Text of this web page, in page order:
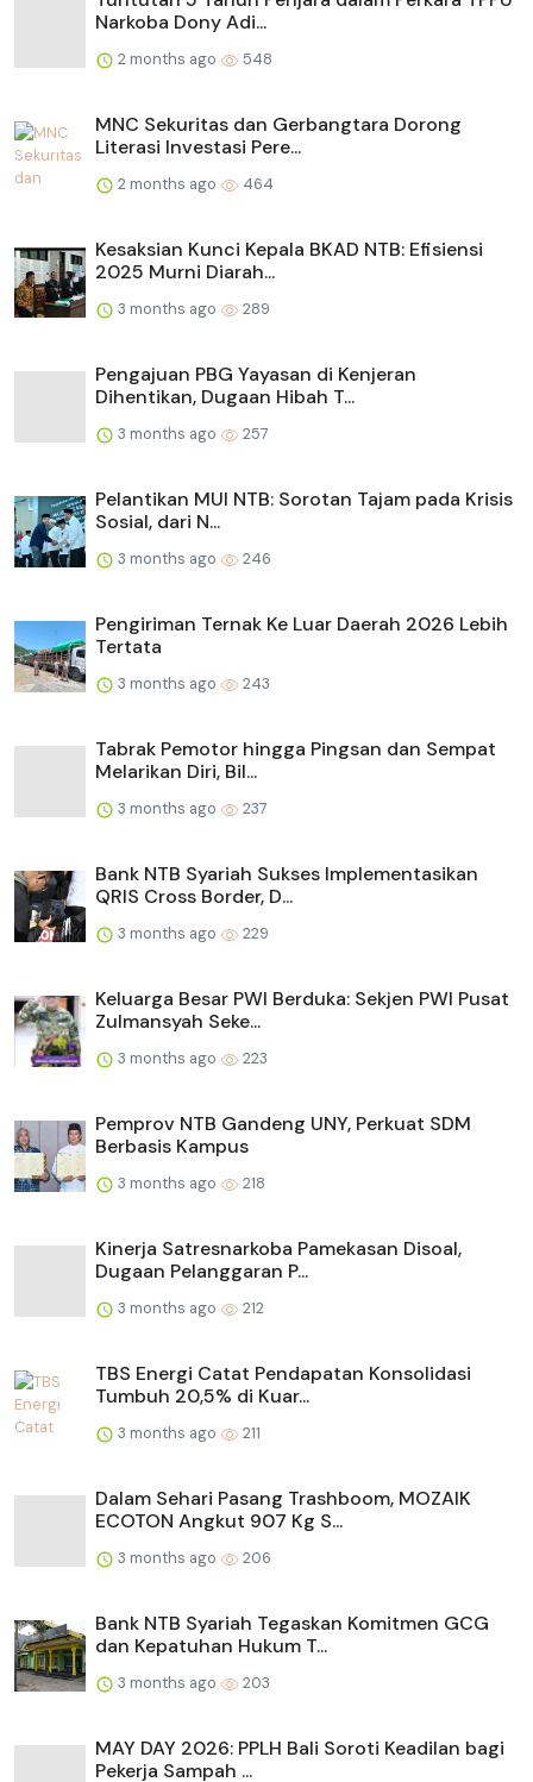
Narkoba Dony Adi...
2 months ago 548
MNC Sekuritas dan Gerbangtara Dorong
Literasi Investasi Pere...
2 months ago 464
Kesaksian Kunci Kepala BKAD NTB: Efisiensi
2025 Murni Diarah...
3 months ago 289
Pengajuan PBG Yayasan di Kenjeran
Dihentikan, Dugaan Hibah T...
3 months ago 257
Pelantikan MUI NTB: Sorotan Tajam pada Krisis
Sosial, dari N...
3 months ago 246
Pengiriman Ternak Ke Luar Daerah 2026 Lebih
Tertata
3 months ago 243
Tabrak Pemotor hingga Pingsan dan Sempat
Melarikan Diri, Bil...
3 months ago 237
Bank NTB Syariah Sukses Implementasikan
QRIS Cross Border, D...
3 months ago 229
Keluarga Besar PWI Berduka: Sekjen PWI Pusat
Zulmansyah Seke...
3 months ago 223
Pemprov NTB Gandeng UNY, Perkuat SDM
Berbasis Kampus
3 months ago 218
Kinerja Satresnarkoba Pamekasan Disoal,
Dugaan Pelanggaran P...
3 months ago 212
TBS Energi Catat Pendapatan Konsolidasi
Tumbuh 20,5% di Kuar...
3 months ago 211
Dalam Sehari Pasang Trashboom, MOZAIK
ECOTON Angkut 907 Kg S...
3 months ago 206
Bank NTB Syariah Tegaskan Komitmen GCG
dan Kepatuhan Hukum T...
3 months ago 203
MAY DAY 2026: PPLH Bali Soroti Keadilan bagi
Pekerja Sampah ...